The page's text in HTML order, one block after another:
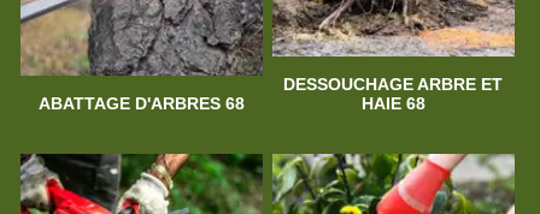
ABATTAGE D'ARBRES 68
DESSOUCHAGE ARBRE ET
HAIE 68